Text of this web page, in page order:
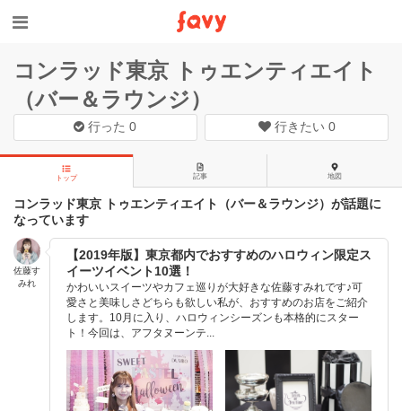
コンラッド東京 トゥエンティエイト
（バー＆ラウンジ）
行った0 行きたい 0
トップ 記事 地図
コンラッド東京 トゥエンティエイト（バー＆ラウンジ）が話題に
なっています
佐藤す
みれ
【2019年版】東京都内でおすすめのハロウィン限定ス
イーツイベント10選！
かわいいスイーツやカフェ巡りが大好きな佐藤すみれです♪可
愛さと美味しさどちらも欲しい私が、おすすめのお店をご紹介
します。10月に入り、ハロウィンシーズンも本格的にスター
ト！今回は、アフタヌーンテ...